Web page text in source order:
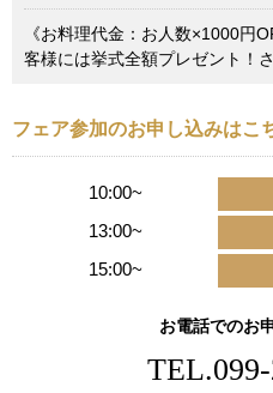
《お料理代金：お人数×1000円
客様には挙式全額プレゼント！
フェア参加のお申し込みはこ
10:00~
13:00~
15:00~
お電話でのお
TEL.